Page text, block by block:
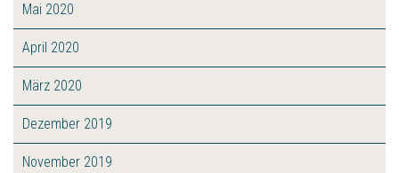
Mai 2020
April 2020
März 2020
Dezember 2019
November 2019